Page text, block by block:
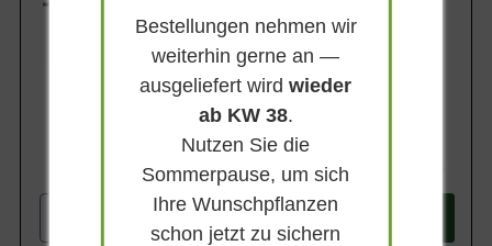
+ In den
Bestellungen nehmen wir
weiterhin gerne an —
ausgeliefert wirdwieder
ab KW 38.
Nutzen Sie die
Sommerpause, um sich
Ihre Wunschpflanzen
schon jetzt zu sichern